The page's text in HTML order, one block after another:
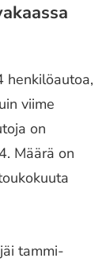
henkilöautoa,
viime
on
Määrä on
tammi-